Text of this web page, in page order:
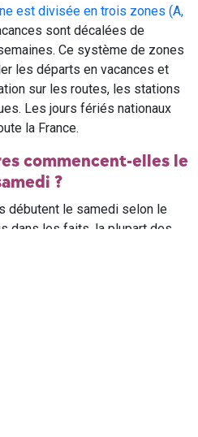
est divisée en trois zones (A,
sont décalées de
Ce système de zones
les départs en vacances et
sur les routes, les stations
Les jours fériés nationaux
la France.
commencent-elles le
?
débutent le samedi selon le
dans les faits, la plupart des